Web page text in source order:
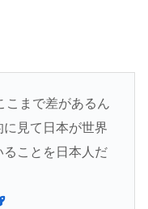
こまで差があるん
見て日本が世界
ことを日本人だ